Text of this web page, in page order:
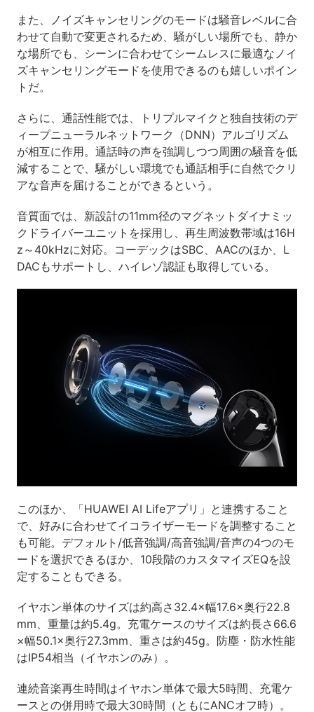
また、ノイズキャンセリングのモードは騒音レベルに合
わせて自動で変更されるため、騒がしい場所でも、静か
な場所でも、シーンに合わせてシームレスに最適なノイ
ズキャンセリングモードを使用できるのも嬉しいポイン
トだ。
さらに、通話性能では、トリプルマイクと独自技術のデ
ィープニューラルネットワーク（DNN）アルゴリズム
が相互に作用。通話時の声を強調しつつ周囲の騒音を低
減することで、騒がしい環境でも通話相手に自然でクリ
アな音声を届けることができるという。
音質面では、新設計の11mm径のマグネットダイナミッ
クドライバーユニットを採用し、再生周波数帯域は16H
z～40kHzに対応。コーデックはSBC、AACのほか、L
DACもサポートし、ハイレゾ認証も取得している。
このほか、「HUAWEI AI Lifeアプリ」と連携すること
で、好みに合わせてイコライザーモードを調整すること
も可能。デフォルト/低音強調/高音強調/音声の4つのモ
ードを選択できるほか、10段階のカスタマイズEQを設
定することもできる。
イヤホン単体のサイズは約高さ32.4×幅17.6×奥行22.8
mm、重量は約5.4g。充電ケースのサイズは約長さ66.6
×幅50.1×奥行27.3mm、重さは約45g。防塵・防水性能
はIP54相当（イヤホンのみ）。
連続音楽再生時間はイヤホン単体で最大5時間、充電ケ
ースとの併用時で最大30時間（ともにANCオフ時）。